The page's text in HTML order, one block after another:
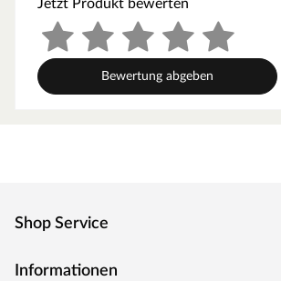
Jetzt Produkt bewerten
Bewertung abgeben
Shop Service
Informationen